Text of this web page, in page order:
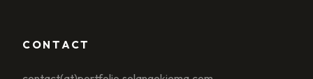
CONTACT